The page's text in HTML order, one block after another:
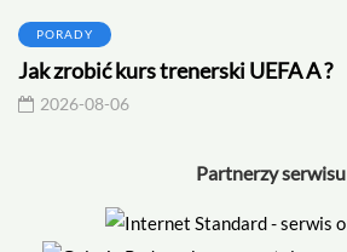
PORADY
Jak zrobić kurs trenerski UEFA A ?
2026-08-06
Partnerzy serwisu